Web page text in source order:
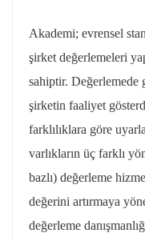
Akademi; evrensel
şirket değerlemeleri
sahiptir. Değerlemede
şirketin faaliyet
farklılıklara göre
varlıkların üç farklı
bazlı) değerleme
değerini artırmaya
değerleme